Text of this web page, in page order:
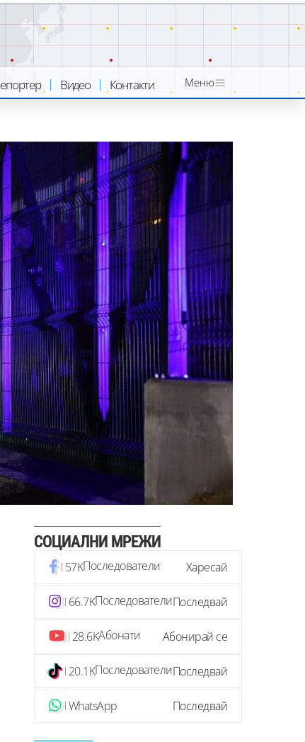
Видео Контакти Меню
СОЦИАЛНИ МРЕЖИ
57KПоследователи Харесай
66.7KПоследователиПоследвай
28.6KАбонати Абонирай се
20.1KПоследователиПоследвай
WhatsApp Последвай